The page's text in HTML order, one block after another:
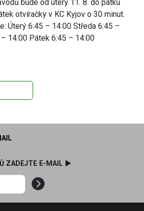
bude od úterý 11. 8. do pátku
otvíračky v KC Kyjov o 30 minut.
Úterý 6:45 – 14:00 Středa 6:45 –
14:00 Pátek 6:45 – 14:00
ZADEJTE E-MAIL ►